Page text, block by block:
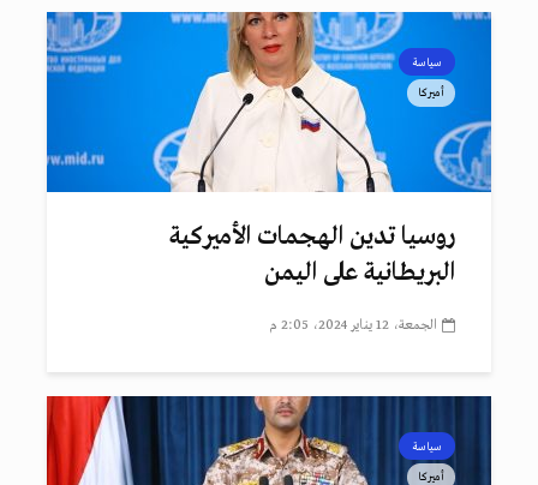
سياسة
أميركا
روسيا تدين الهجمات الأميركية
البريطانية على اليمن
الجمعة، 12 يناير 2024، 2:05 م
سياسة
أميركا